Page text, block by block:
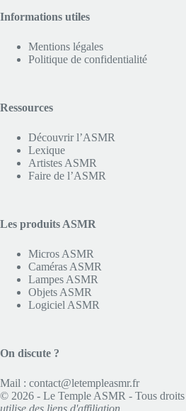
Informations utiles
Mentions légales
Politique de confidentialité
Ressources
Découvrir l’ASMR
Lexique
Artistes ASMR
Faire de l’ASMR
Les produits ASMR
Micros ASMR
Caméras ASMR
Lampes ASMR
Objets ASMR
Logiciel ASMR
On discute ?
Mail : contact@letempleasmr.fr
© 2026 - Le Temple ASMR - Tous droits
utilise des liens d'affiliation.